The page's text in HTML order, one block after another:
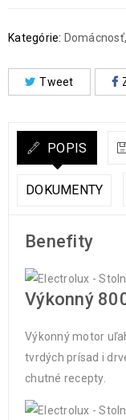
Kategórie: Domácnosť,
Tweet
POPIS
DOKUMENTY
Benefity
Výkonný
Výkonný motor
tvrdých prísad i
chutné recepty.